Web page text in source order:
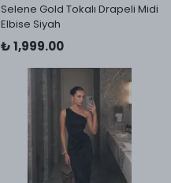
Selene Gold Tokalı Drapeli Midi
Elbise Siyah
₺ 1,999.00